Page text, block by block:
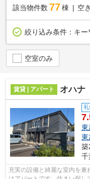
該当物件数 77棟 空
絞り込み条件： キー
空室のみ
賃貸 | アパート オハナ
東
東
築
千
充実の設備と綺麗な室内を